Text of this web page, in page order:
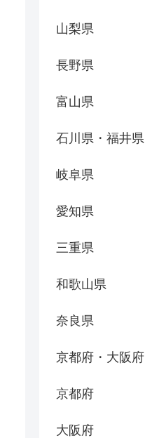
山梨県
長野県
富山県
石川県・福井県
岐阜県
愛知県
三重県
和歌山県
奈良県
京都府・大阪
京都府
大阪府